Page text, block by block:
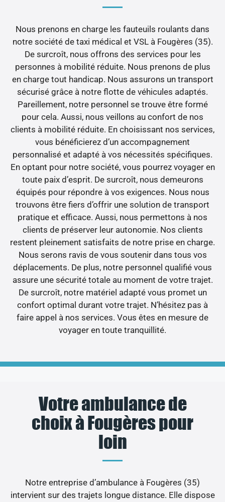
Nous prenons en charge les fauteuils roulants dans
notre société de taxi médical et VSL à Fougères (35).
De surcroît, nous offrons des services pour les
personnes à mobilité réduite. Nous prenons de plus
en charge tout handicap. Nous assurons un transport
sécurisé grâce à notre flotte de véhicules adaptés.
Pareillement, notre personnel se trouve être formé
pour cela. Aussi, nous veillons au confort de nos
clients à mobilité réduite. En choisissant nos services,
vous bénéficierez d’un accompagnement
personnalisé et adapté à vos nécessités spécifiques.
En optant pour notre société, vous pourrez voyager en
toute paix d’esprit. De surcroît, nous demeurons
équipés pour répondre à vos exigences. Nous nous
trouvons être fiers d’offrir une solution de transport
pratique et efficace. Aussi, nous permettons à nos
clients de préserver leur autonomie. Nos clients
restent pleinement satisfaits de notre prise en charge.
Nous serons ravis de vous soutenir dans tous vos
déplacements. De plus, notre personnel qualifié vous
assure une sécurité totale au moment de votre trajet.
De surcroît, notre matériel adapté vous promet un
confort optimal durant votre trajet. N’hésitez pas à
faire appel à nos services. Vous êtes en mesure de
voyager en toute tranquillité.
Votre ambulance de
choix à Fougères pour
loin
Notre entreprise d’ambulance à Fougères (35)
intervient sur des trajets longue distance. Elle dispose